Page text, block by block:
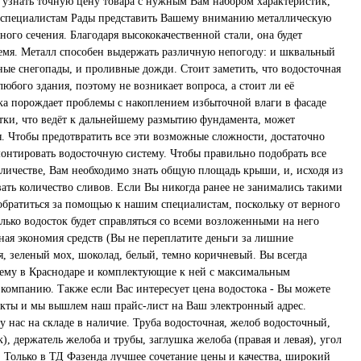
Рады представить Вашему вниманию металлическую
сечения. Благодаря высококачественной стали, она будет
Металл способен выдержать различную непогоду: и шквальный
снегопады, и проливные дожди. Стоит заметить, что водосточная
здания, поэтому не возникает вопроса, а стоит ли её
порождает проблемы с накоплением избыточной влаги в фасаде
что ведёт к дальнейшему размытию фундамента, может
Чтобы предотвратить все эти возможные сложности, достаточно
водосточную систему. Чтобы правильно подобрать все
Вам необходимо знать общую площадь крыши, и, исходя из
количество сливов. Если Вы никогда ранее не занимались такими
за помощью к нашим специалистам, поскольку от верного
водосток будет справляться со всеми возложенными на него
экономия средств (Вы не переплатите деньги за лишние
зеленый мох, шоколад, белый, темно коричневый. Вы всегда
в Краснодаре и комплектующие к ней с максимальным
Также если Вас интересует цена водостока - Вы можете
и мы вышлем наш прайс-лист на Ваш электронный адрес.
нас на складе в наличие. Труба водосточная, желоб водосточный,
держатель желоба и трубы, заглушка желоба (правая и левая), угол
в ТД Фазенда лучшее сочетание цены и качества, широкий